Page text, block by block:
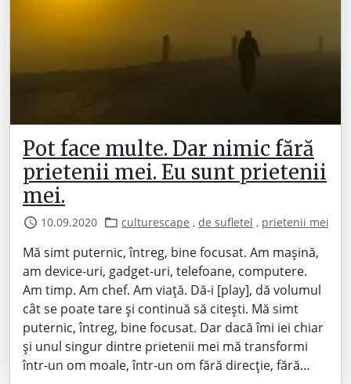
Pot face multe. Dar nimic fără
prietenii mei. Eu sunt prietenii
mei.
10.09.2020 culturescape ,de sufletel , prietenii mei
Mă simt puternic, întreg, bine focusat. Am mașină,
am device-uri, gadget-uri, telefoane, computere.
Am timp. Am chef. Am viață. Dă-i [play], dă volumul
cât se poate tare și continuă să citești. Mă simt
puternic, întreg, bine focusat. Dar dacă îmi iei chiar
și unul singur dintre prietenii mei mă transformi
într-un om moale, într-un om fără direcție, fără…